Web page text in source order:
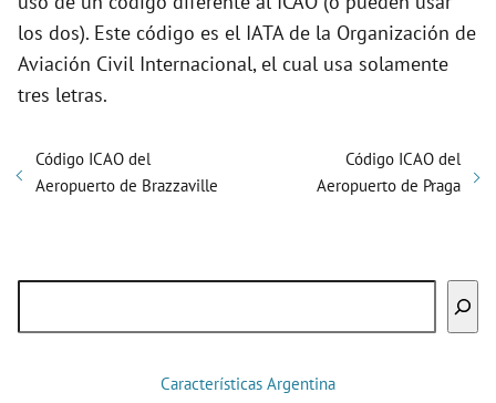
los dos). Este código es el IATA de la Organización de
Aviación Civil Internacional, el cual usa solamente
tres letras.
Código ICAO del
Aeropuerto de Brazzaville
Código ICAO del
Aeropuerto de Praga
Características Argentina